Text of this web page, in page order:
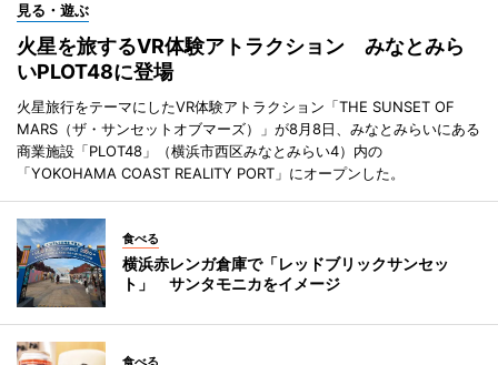
見る・遊ぶ
火星を旅するVR体験アトラクション みなとみら
いPLOT48に登場
火星旅行をテーマにしたVR体験アトラクション「THE SUNSET OF
MARS（ザ・サンセットオブマーズ）」が8月8日、みなとみらいにある
商業施設「PLOT48」（横浜市西区みなとみらい4）内の
「YOKOHAMA COAST REALITY PORT」にオープンした。
食べる
横浜赤レンガ倉庫で「レッドブリックサンセッ
ト」 サンタモニカをイメージ
食べる